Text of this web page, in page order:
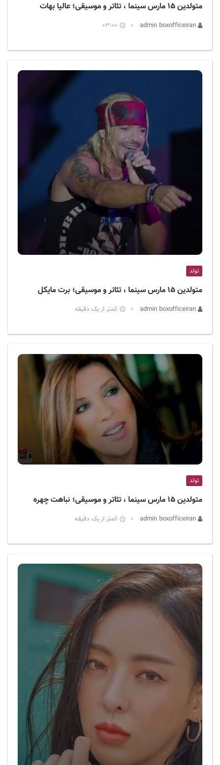
متولدین ۱۵ مارس سینما ، تئاتر و موسیقی؛ عالیا بهات
03:00
تولد
متولدین ۱۵ مارس سینما ، تئاتر و موسیقی؛ برت مایکل
کمتر از یک دقیقه
تولد
متولدین ۱۵ مارس سینما ، تئاتر و موسیقی؛ نباهت چهره
کمتر از یک دقیقه